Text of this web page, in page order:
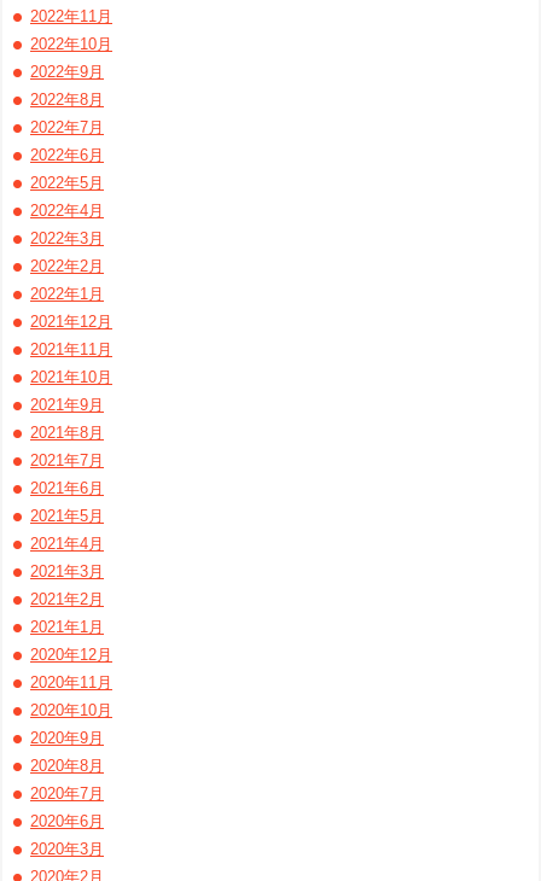
2022年11月
2022年10月
2022年9月
2022年8月
2022年7月
2022年6月
2022年5月
2022年4月
2022年3月
2022年2月
2022年1月
2021年12月
2021年11月
2021年10月
2021年9月
2021年8月
2021年7月
2021年6月
2021年5月
2021年4月
2021年3月
2021年2月
2021年1月
2020年12月
2020年11月
2020年10月
2020年9月
2020年8月
2020年7月
2020年6月
2020年3月
2020年2月